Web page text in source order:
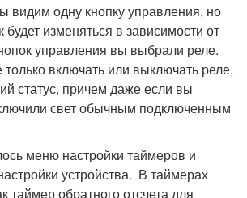
видим одну кнопку управления, но
будет изменяться в зависимости от
управления вы выбрали реле.
включать или выключать реле,
статус, причем даже если вы
свет обычным подключенным
меню настройки таймеров и
устройства. В таймерах
таймер обратного отсчета для